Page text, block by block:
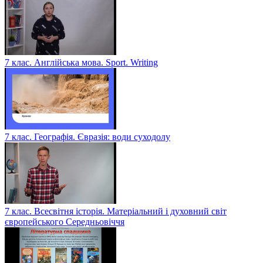
7 клас. Англійська мова. Sport. Writing
7 клас. Географія. Євразія: води суходолу
7 клас. Всесвітня історія. Матеріальний і духовний світ
європейського Середньовіччя